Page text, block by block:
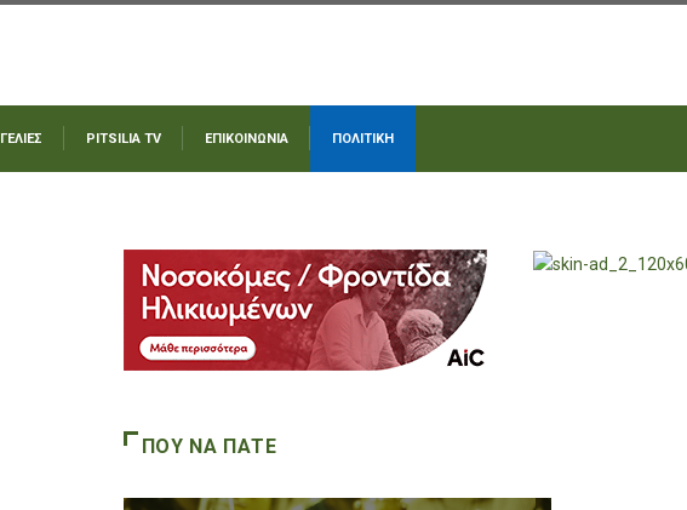
PITSILIA TV ΕΠΙΚΟΙΝΩΝΙΑ ΠΟΛΙΤΙΚΗ
ΠΟΥ ΝΑ ΠΑΤΕ